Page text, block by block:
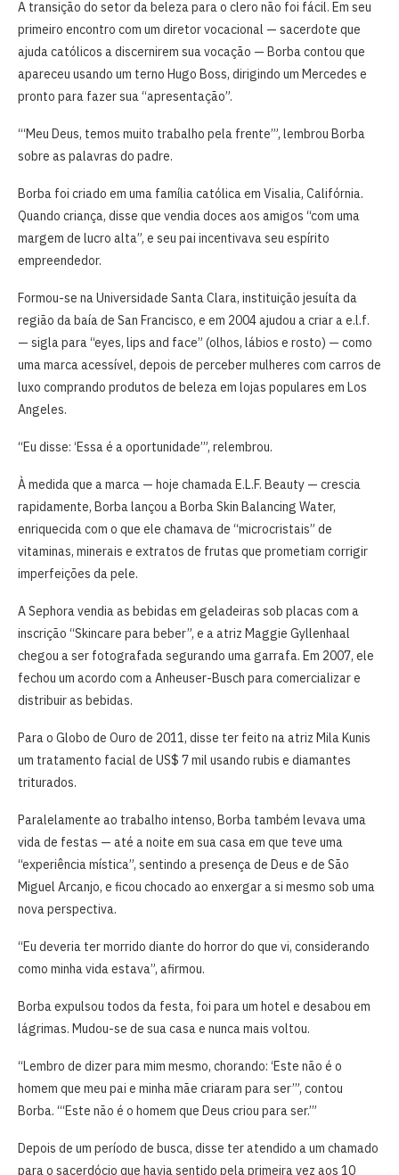
A transição do setor da beleza para o clero não foi fácil. Em seu
primeiro encontro com um diretor vocacional — sacerdote que
ajuda católicos a discernirem sua vocação — Borba contou que
apareceu usando um terno Hugo Boss, dirigindo um Mercedes e
pronto para fazer sua “apresentação”.
“‘Meu Deus, temos muito trabalho pela frente’”, lembrou Borba
sobre as palavras do padre.
Borba foi criado em uma família católica em Visalia, Califórnia.
Quando criança, disse que vendia doces aos amigos “com uma
margem de lucro alta”, e seu pai incentivava seu espírito
empreendedor.
Formou-se na Universidade Santa Clara, instituição jesuíta da
região da baía de San Francisco, e em 2004 ajudou a criar a e.l.f.
— sigla para “eyes, lips and face” (olhos, lábios e rosto) — como
uma marca acessível, depois de perceber mulheres com carros de
luxo comprando produtos de beleza em lojas populares em Los
Angeles.
“Eu disse: ‘Essa é a oportunidade’”, relembrou.
À medida que a marca — hoje chamada E.L.F. Beauty — crescia
rapidamente, Borba lançou a Borba Skin Balancing Water,
enriquecida com o que ele chamava de “microcristais” de
vitaminas, minerais e extratos de frutas que prometiam corrigir
imperfeições da pele.
A Sephora vendia as bebidas em geladeiras sob placas com a
inscrição “Skincare para beber”, e a atriz Maggie Gyllenhaal
chegou a ser fotografada segurando uma garrafa. Em 2007, ele
fechou um acordo com a Anheuser-Busch para comercializar e
distribuir as bebidas.
Para o Globo de Ouro de 2011, disse ter feito na atriz Mila Kunis
um tratamento facial de US$ 7 mil usando rubis e diamantes
triturados.
Paralelamente ao trabalho intenso, Borba também levava uma
vida de festas — até a noite em sua casa em que teve uma
“experiência mística”, sentindo a presença de Deus e de São
Miguel Arcanjo, e ficou chocado ao enxergar a si mesmo sob uma
nova perspectiva.
“Eu deveria ter morrido diante do horror do que vi, considerando
como minha vida estava”, afirmou.
Borba expulsou todos da festa, foi para um hotel e desabou em
lágrimas. Mudou-se de sua casa e nunca mais voltou.
“Lembro de dizer para mim mesmo, chorando: ‘Este não é o
homem que meu pai e minha mãe criaram para ser’”, contou
Borba. “‘Este não é o homem que Deus criou para ser.’”
Depois de um período de busca, disse ter atendido a um chamado
para o sacerdócio que havia sentido pela primeira vez aos 10